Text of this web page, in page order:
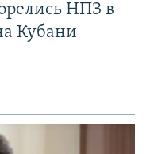
НПЗ в
Кубани